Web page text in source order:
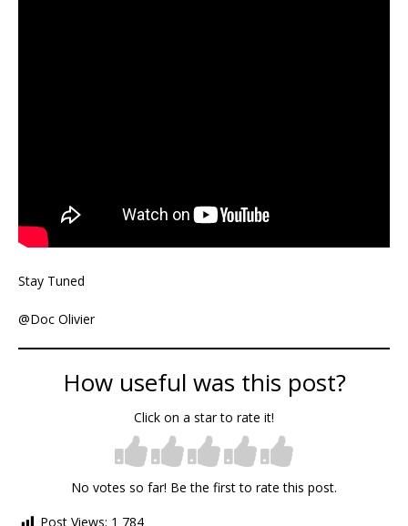
Stay Tuned
@Doc Olivier
How useful was this post?
Click on a star to rate it!
No votes so far! Be the first to rate this post.
Post Views: 1 784